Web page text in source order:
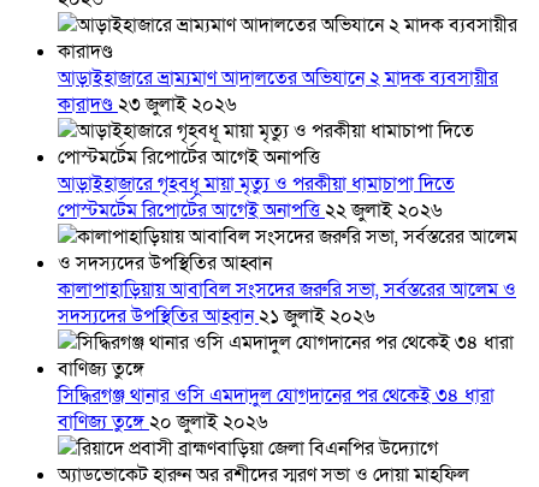
আড়াইহাজারে ভ্রাম্যমাণ আদালতের অভিযানে ২ মাদক ব্যবসায়ীর
কারাদণ্ড২৩ জুলাই ২০২৬
আড়াইহাজারে গৃহবধূ মায়া মৃত্যু ও পরকীয়া ধামাচাপা দিতে
পোস্টমর্টেম রিপোর্টের আগেই অনাপত্তি২২ জুলাই ২০২৬
কালাপাহাড়িয়ায় আবাবিল সংসদের জরুরি সভা, সর্বস্তরের আলেম ও
সদস্যদের উপস্থিতির আহ্বান২১ জুলাই ২০২৬
সিদ্ধিরগঞ্জ থানার ওসি এমদাদুল যোগদানের পর থেকেই ৩৪ ধারা
বাণিজ্য তুঙ্গে২০ জুলাই ২০২৬